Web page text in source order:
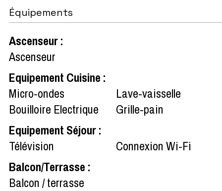
Équipements
Ascenseur:
Ascenseur
Equipement Cuisine :
Micro-ondes
Lave-vaisselle
Bouilloire Electrique
Grille-pain
Equipement Séjour:
Télévision
Connexion Wi-Fi
Balcon/Terrasse :
Balcon / terrasse